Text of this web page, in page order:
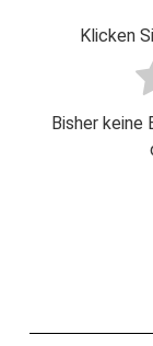
Klicken
Bisher keine